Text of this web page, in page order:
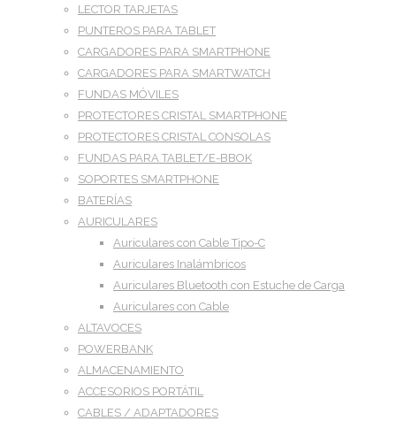
LECTOR TARJETAS
PUNTEROS PARA TABLET
CARGADORES PARA SMARTPHONE
CARGADORES PARA SMARTWATCH
FUNDAS MÓVILES
PROTECTORES CRISTAL SMARTPHONE
PROTECTORES CRISTAL CONSOLAS
FUNDAS PARA TABLET/E-BBOK
SOPORTES SMARTPHONE
BATERÍAS
AURICULARES
Auriculares con Cable Tipo-C
Auriculares Inalámbricos
Auriculares Bluetooth con Estuche de Carga
Auriculares con Cable
ALTAVOCES
POWERBANK
ALMACENAMIENTO
ACCESORIOS PORTÁTIL
CABLES / ADAPTADORES